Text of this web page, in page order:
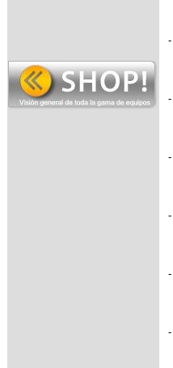
-
-
-
-
-
-